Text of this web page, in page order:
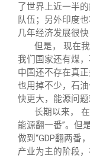
了世界上近一半
队伍；另外印度
几年经济发展很
但是， 现在
我们国家还有煤
中国还不存在真
也用掉不少，石
快更大，能源问题
长期以来，
能源翻一番”。但
做到“GDP翻两番
产业为主的阶段